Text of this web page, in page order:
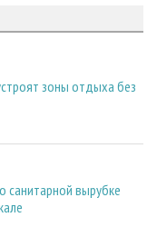
зоны отдыха без
санитарной вырубке